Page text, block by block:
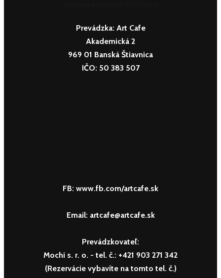
Prevádzka: Art Cafe
Akademická 2
969 01 Banská Štiavnica
IČO: 50 383 507
FB: www.fb.com/artcafe.sk
Email: artcafe@artcafe.sk
Prevádzkovateľ:
Mochi s. r. o. - tel. č.: +421 903 271 342
(Rezervácie vybavíte na tomto tel. č.)